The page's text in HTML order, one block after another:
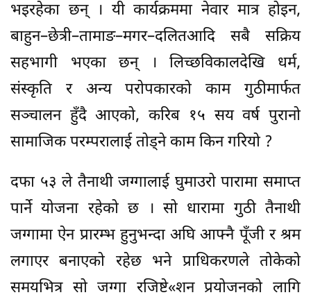
भइरहेका छन् । यी कार्यक्रममा नेवार मात्र होइन,
बाहुन–छेत्री–तामाङ–मगर–दलितआदि सबै सक्रिय
सहभागी भएका छन् । लिच्छविकालदेखि धर्म,
संस्कृति र अन्य परोपकारको काम गुठीमार्फत
सञ्चालन हुँदै आएको, करिब १५ सय वर्ष पुरानो
सामाजिक परम्परालाई तोड्ने काम किन गरियो ?
दफा ५३ ले तैनाथी जग्गालाई घुमाउरो पारामा समाप्त
पार्ने योजना रहेको छ । सो धारामा गुठी तैनाथी
जग्गामा ऐन प्रारम्भ हुनुभन्दा अघि आफ्नै पूँजी र श्रम
लगाएर बनाएको रहेछ भने प्राधिकरणले तोकेको
समयभित्र सो जग्गा रजिष्टे«शन प्रयोजनको लागि